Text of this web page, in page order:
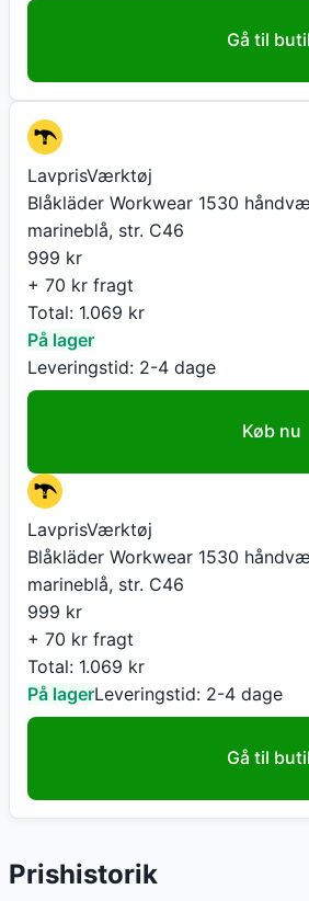
Gå til
LavprisVærktøj
Blåkläder Workwear 1530
marineblå, str. C46
999 kr
+ 70 kr fragt
Total: 1.069 kr
På lager
Leveringstid: 2-4 dage
Køb nu
LavprisVærktøj
Blåkläder Workwear 1530
marineblå, str. C46
999 kr
+ 70 kr fragt
Total: 1.069 kr
På lagerLeveringstid: 2-4 dage
Gå til
Prishistorik